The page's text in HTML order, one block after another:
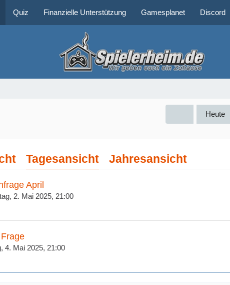
Quiz Finanzielle Unterstützung Gamesplanet Discord
Heute
Tagesansicht Jahresansicht
April
2. Mai 2025, 21:00
4. Mai 2025, 21:00